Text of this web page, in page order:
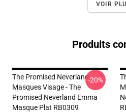
VOIR
Produits
The Promised Neverland
Masques Visage - The
Promised Neverland Emma
Masque Plat RB0309
-20%